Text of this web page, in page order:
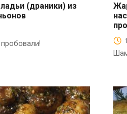
(драники) из